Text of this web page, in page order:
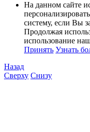
На данном сайте
систему, если Вы
Продолжая
использование
Принять Узнать
Назад
Сверху Снизу